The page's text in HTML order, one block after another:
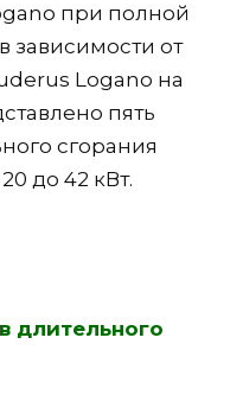
при полной
зависимости от
Logano на
пять
сгорания
до 42 кВт.
длительного